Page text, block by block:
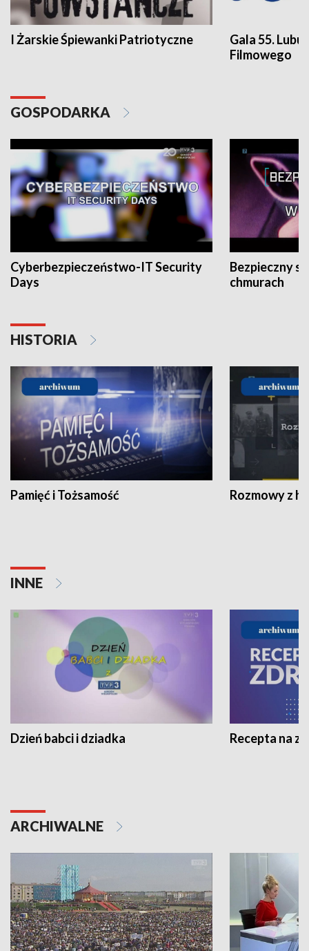
I Żarskie Śpiewanki Patriotyczne
Gala 55.
Filmowego
GOSPODARKA
Cyberbezpieczeństwo-IT Security
Days
Bezpieczny
chmurach
HISTORIA
Pamięć i Tożsamość Rozmowy z
INNE
Dzień babci i dziadka Recepta na
ARCHIWALNE